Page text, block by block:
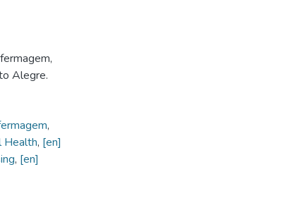
Alegre.
,
Health, [en]
, [en]